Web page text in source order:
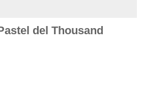
del Thousand